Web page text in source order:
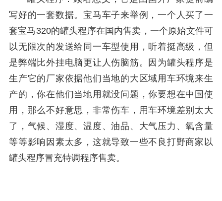
写好的一套数据。宝马车子来举例，一个人买了一
套宝马320的罐头程序在国内售卖，一个原始文件可
以无限次的发送给同一车型使用，听着挺高级，但
是弊端比外挂电脑更让人伤脑筋。因为罐头程序是
生产它的厂家依据他们当地的大区域用车环境来生
产的，你在他们当地用就没问题，你要想在中国使
用，那么不好意思，非常伤车，用车环境差别太大
了，气候、湿度、温度、油品、大气压力、氧含量
等等影响因素太多，这就导致一些不良打野商家以
罐头程序冒充特调程序售卖。